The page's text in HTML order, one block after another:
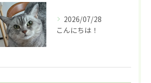
2026/07/28
こんにちは！